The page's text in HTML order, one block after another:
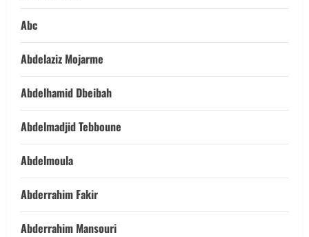
Abc
Abdelaziz Mojarme
Abdelhamid Dbeibah
Abdelmadjid Tebboune
Abdelmoula
Abderrahim Fakir
Abderrahim Mansouri